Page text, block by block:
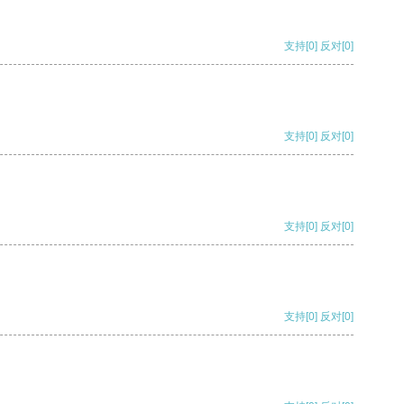
支持[0] 反对[0]
支持[0] 反对[0]
支持[0] 反对[0]
支持[0] 反对[0]